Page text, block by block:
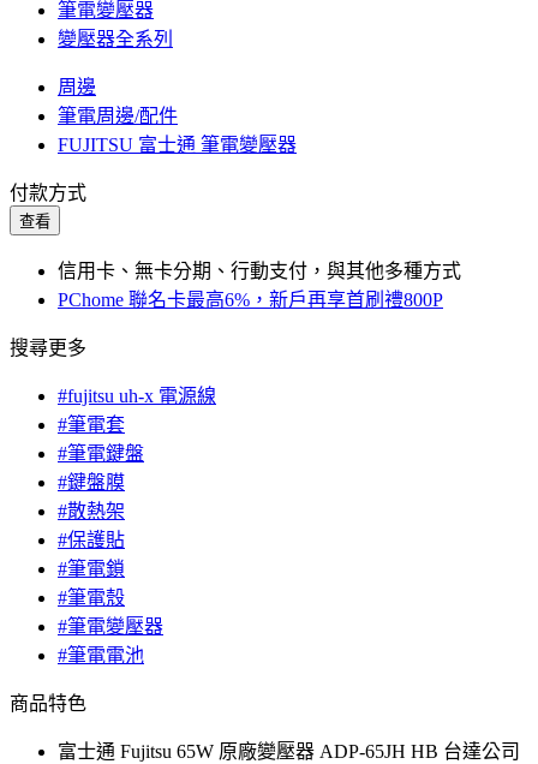
筆電變壓器
變壓器全系列
周邊
筆電周邊/配件
FUJITSU 富士通 筆電變壓器
付款方式
查看
信用卡、無卡分期、行動支付，與其他多種方式
PChome 聯名卡最高6%，新戶再享首刷禮800P
搜尋更多
#fujitsu uh-x 電源線
#筆電套
#筆電鍵盤
#鍵盤膜
#散熱架
#保護貼
#筆電鎖
#筆電殼
#筆電變壓器
#筆電電池
商品特色
富士通 Fujitsu 65W 原廠變壓器 ADP-65JH HB 台達公司